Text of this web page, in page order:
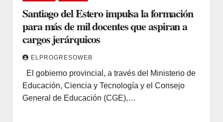
Santiago del Estero impulsa la formación
para más de mil docentes que aspiran a
cargos jerárquicos
ELPROGRESOWEB
El gobierno provincial, a través del Ministerio de
Educación, Ciencia y Tecnología y el Consejo
General de Educación (CGE),…